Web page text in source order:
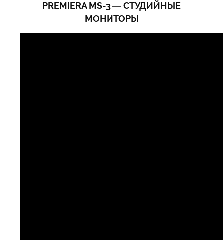
PREMIERA MS-3 — СТУДИЙНЫЕ
МОНИТОРЫ